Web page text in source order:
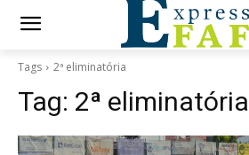
Tags 2ª eliminatória
Tag: 2ª eliminatória